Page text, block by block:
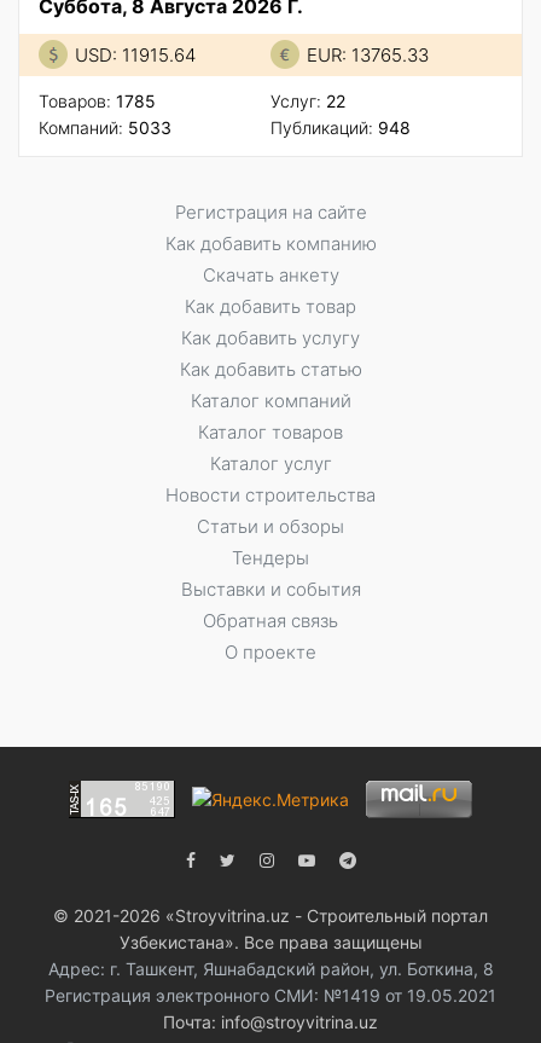
Суббота, 8 Августа 2026 Г.
USD: 11915.64 EUR: 13765.33
Товаров: 1785
Компаний: 5033
Услуг: 22
Публикаций: 948
Регистрация на сайте
Как добавить компанию
Скачать анкету
Как добавить товар
Как добавить услугу
Как добавить статью
Каталог компаний
Каталог товаров
Каталог услуг
Новости строительства
Статьи и обзоры
Тендеры
Выставки и события
Обратная связь
О проекте
© 2021-2026 «Stroyvitrina.uz - Строительный портал
Узбекистана». Все права защищены
Адрес: г. Ташкент, Яшнабадский район, ул. Боткина, 8
Регистрация электронного СМИ: №1419 от 19.05.2021
Почта: info@stroyvitrina.uz